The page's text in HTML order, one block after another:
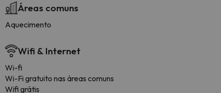
Áreas comuns
Aquecimento
Wifi & Internet
Wi-fi
Wi-Fi gratuito nas áreas comuns
Wifi grátis